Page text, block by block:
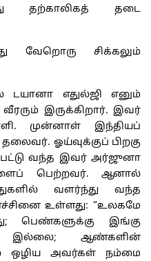
தற்காலிகத் தடை
வேறொரு சிக்கலும்
டயானா எதுல்ஜி எனும்
இருக்கிறார். இவர்
முன்னாள் இந்தியப்
ஓய்வுக்குப் பிறகு
வந்த இவர் அர்ஜுனா
பெற்றவர். ஆனால்
வளர்ந்து வந்த
உள்ளது: “உலகமே
பெண்களுக்கு இங்கு
இல்லை; ஆண்களின்
ஒழிய அவர்கள் நம்மை